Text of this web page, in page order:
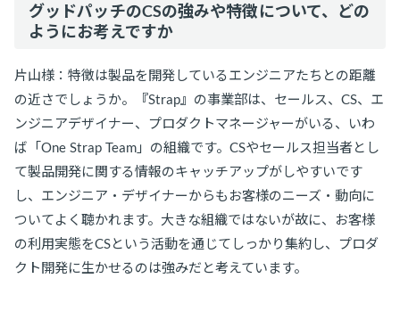
グッドパッチのCSの強みや特徴について、どの
ようにお考えですか
片山様：特徴は製品を開発しているエンジニアたちとの距離
の近さでしょうか。『Strap』の事業部は、セールス、CS、エ
ンジニアデザイナー、プロダクトマネージャーがいる、いわ
ば「One Strap Team」の組織です。CSやセールス担当者とし
て製品開発に関する情報のキャッチアップがしやすいです
し、エンジニア・デザイナーからもお客様のニーズ・動向に
ついてよく聴かれます。大きな組織ではないが故に、お客様
の利用実態をCSという活動を通じてしっかり集約し、プロダ
クト開発に生かせるのは強みだと考えています。